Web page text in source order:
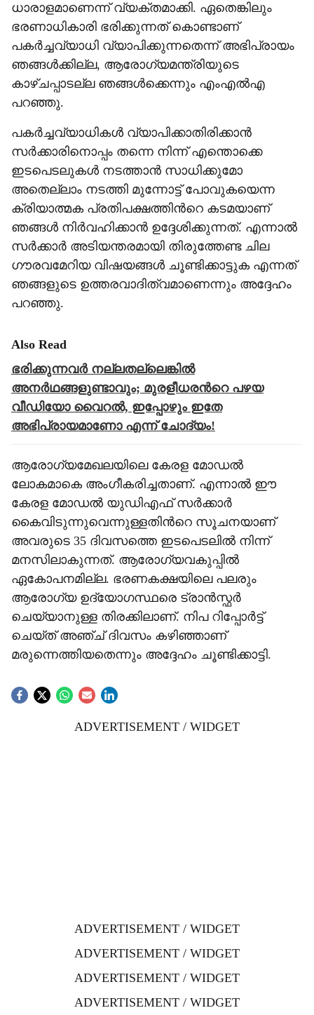
ധാരാളമാണെന്ന് വ്യക്തമാക്കി. ഏതെങ്കിലും
ഭരണാധികാരി ഭരിക്കുന്നത് കൊണ്ടാണ്
പകർച്ചവ്യാധി വ്യാപിക്കുന്നതെന്ന് അഭിപ്രായം
ഞങ്ങൾക്കില്ല, ആരോഗ്യമന്ത്രിയുടെ
കാഴ്ചപ്പാടല്ല ഞങ്ങൾക്കെന്നും എംഎൽഎ
പറഞ്ഞു.
പകർച്ചവ്യാധികൾ വ്യാപിക്കാതിരിക്കാൻ
സർക്കാരിനൊപ്പം തന്നെ നിന്ന് എന്തൊക്കെ
ഇടപെടലുകൾ നടത്താൻ സാധിക്കുമോ
അതെല്ലാം നടത്തി മുന്നോട്ട് പോവുകയെന്ന
ക്രിയാത്മക പ്രതിപക്ഷത്തിന്‍റെ കടമയാണ്
ഞങ്ങൾ നിർവഹിക്കാൻ ഉദ്ദേശിക്കുന്നത്. എന്നാൽ
സർക്കാർ അടിയന്തരമായി തിരുത്തേണ്ട ചില
ഗൗരവമേറിയ വിഷയങ്ങൾ ചൂണ്ടിക്കാട്ടുക എന്നത്
ഞങ്ങളുടെ ഉത്തരവാദിത്വമാണെന്നും അദ്ദേഹം
പറഞ്ഞു.
Also Read
ഭരിക്കുന്നവര്‍ നല്ലതല്ലെങ്കില്‍
അനര്‍ഥങ്ങളുണ്ടാവും; മുരളീധരന്‍റെ പഴയ
വീഡിയോ വൈറൽ, ഇപ്പോഴും ഇതേ
അഭിപ്രായമാണോ എന്ന് ചോദ്യം!
ആരോഗ്യമേഖലയിലെ കേരള മോഡൽ
ലോകമാകെ അംഗീകരിച്ചതാണ്. എന്നാൽ ഈ
കേരള മോഡൽ യുഡിഎഫ് സർക്കാർ
കൈവിടുന്നുവെന്നുള്ളതിന്‍റെ സൂചനയാണ്
അവരുടെ 35 ദിവസത്തെ ഇടപെടലിൽ നിന്ന്
മനസിലാകുന്ന‌ത്. ആരോഗ്യവകുപ്പിൽ
ഏകോപനമില്ല. ഭരണകക്ഷയിലെ പലരും
ആരോഗ്യ ഉദ്യോഗസ്ഥരെ ട്രാൻസ്ഫർ
ചെയ്യാനുള്ള തിരക്കിലാണ്. നിപ റിപ്പോർട്ട്
ചെയ്ത് അഞ്ച് ദിവസം കഴിഞ്ഞാണ്
മരുന്നെത്തിയതെന്നും അദ്ദേഹം ചൂണ്ടിക്കാട്ടി.
ADVERTISEMENT / WIDGET
ADVERTISEMENT / WIDGET
ADVERTISEMENT / WIDGET
ADVERTISEMENT / WIDGET
ADVERTISEMENT / WIDGET